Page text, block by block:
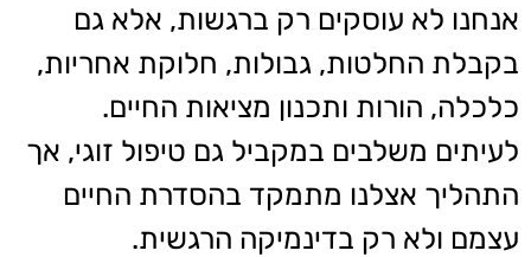
אנחנו לא עוסקים רק ברגשות, אלא גם
בקבלת החלטות, גבולות, חלוקת אחריות,
כלכלה, הורות ותכנון מציאות החיים.
לעיתים משלבים במקביל גם טיפול זוגי, אך
התהליך אצלנו מתמקד בהסדרת החיים
עצמם ולא רק בדינמיקה הרגשית.